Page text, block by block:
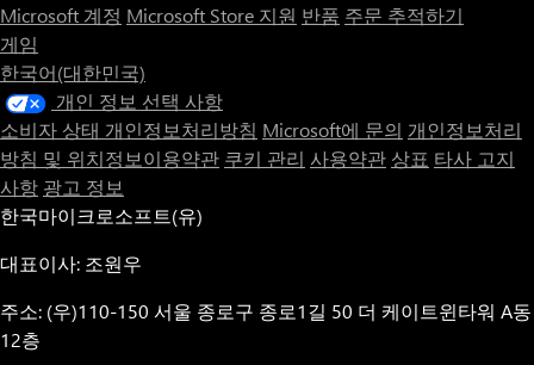
Microsoft 계정 Microsoft Store 지원 반품 주문 추적하기
게임
한국어(대한민국)
개인 정보 선택 사항
소비자 상태 개인정보처리방침 Microsoft에 문의 개인정보처리
방침 및 위치정보이용약관 쿠키 관리 사용약관 상표 타사 고지
사항 광고 정보
한국마이크로소프트(유)
대표이사: 조원우
주소: (우)110-150 서울 종로구 종로1길 50 더 케이트윈타워 A동
12층